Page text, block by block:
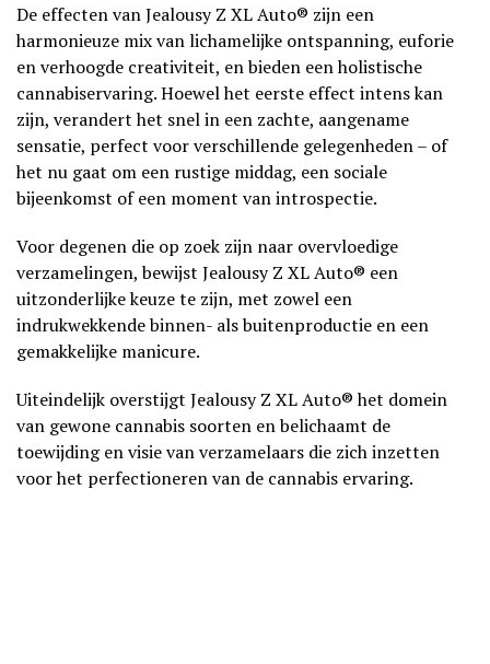
De effecten van Jealousy Z XL Auto® zijn een
harmonieuze mix van lichamelijke ontspanning, euforie
en verhoogde creativiteit, en bieden een holistische
cannabiservaring. Hoewel het eerste effect intens kan
zijn, verandert het snel in een zachte, aangename
sensatie, perfect voor verschillende gelegenheden – of
het nu gaat om een rustige middag, een sociale
bijeenkomst of een moment van introspectie.
Voor degenen die op zoek zijn naar overvloedige
verzamelingen, bewijst Jealousy Z XL Auto® een
uitzonderlijke keuze te zijn, met zowel een
indrukwekkende binnen- als buitenproductie en een
gemakkelijke manicure.
Uiteindelijk overstijgt Jealousy Z XL Auto® het domein
van gewone cannabis soorten en belichaamt de
toewijding en visie van verzamelaars die zich inzetten
voor het perfectioneren van de cannabis ervaring.